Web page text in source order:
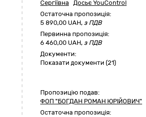
Сергіївна Досьє YouControl
Остаточна пропозиція:
5 890,00 UAH, з ПДВ
Первинна пропозиція:
6 460,00 UAH, з ПДВ
Документи:
Показати документи (21)
Пропозицію подав:
ФОП "БОГДАН РОМАН ЮРІЙОВИЧ"
Остаточна пропозиція: